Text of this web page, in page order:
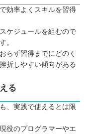
効率よくスキルを習得
ケジュールを組むので
。
らず習得までにどのく
折しやすい傾向がある
る
、実践で使えるとは限
役のプログラマーやエ